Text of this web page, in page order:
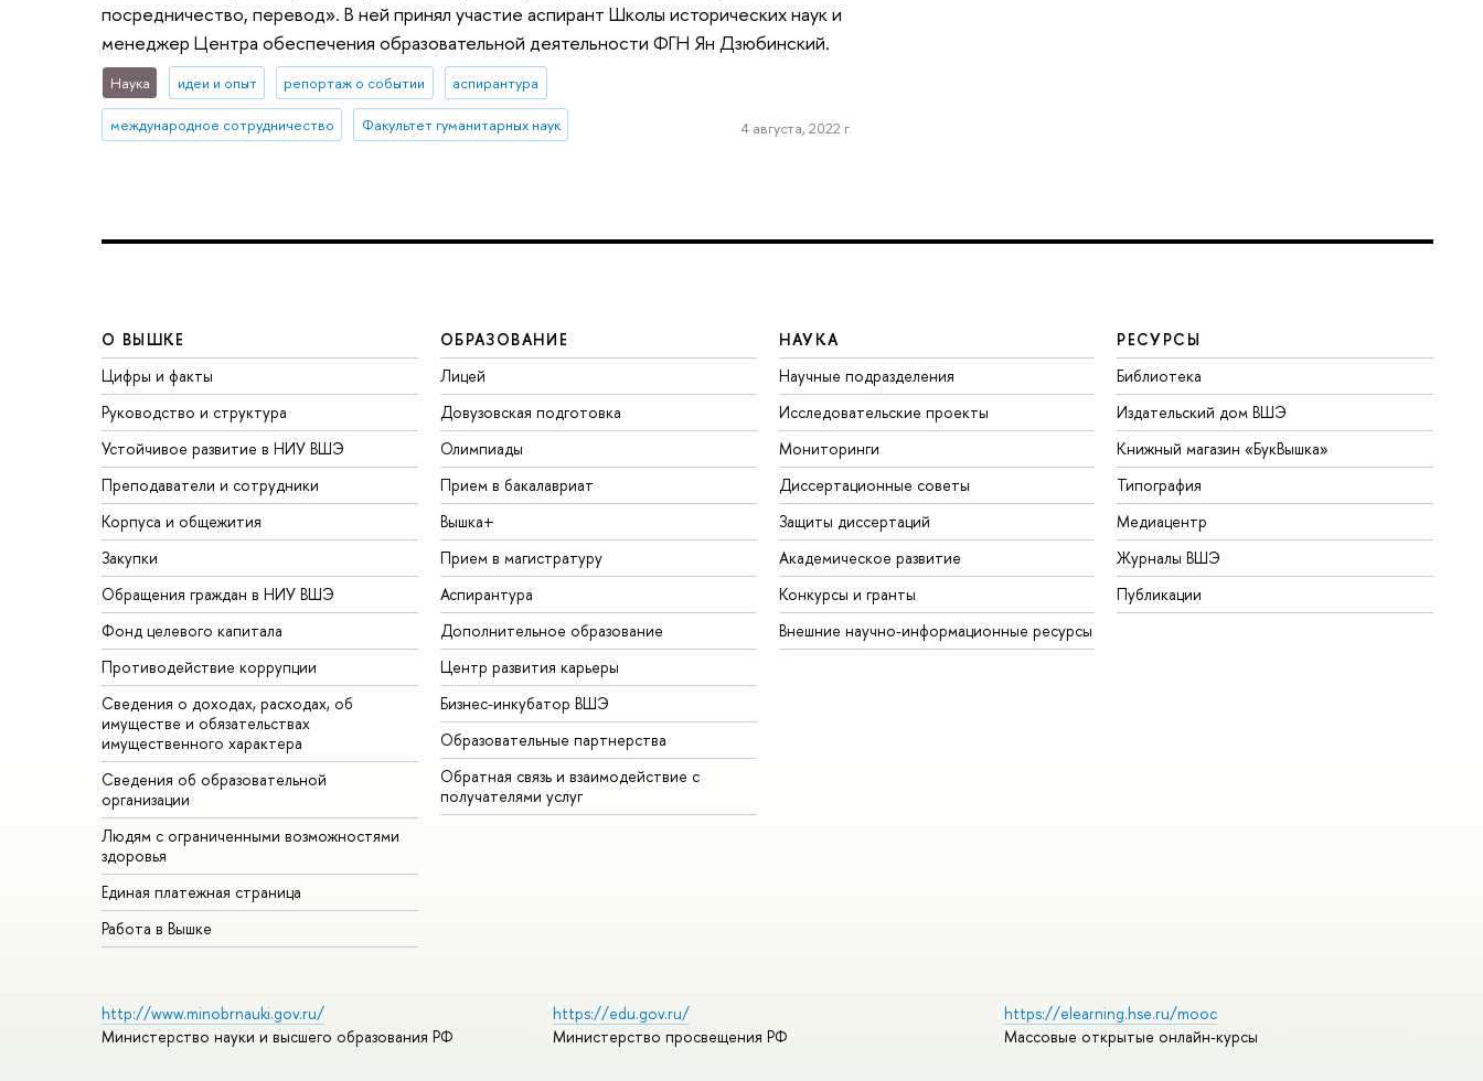
посредничество, перевод». В ней принял участие аспирант Школы исторических наук и
менеджер Центра обеспечения образовательной деятельности ФГН Ян Дзюбинский.
Наука идеи и опыт репортаж о событии аспирантура
международное сотрудничество Факультет гуманитарных наук 4 августа, 2022 г.
О ВЫШКЕ
Цифры и факты
Руководство и структура
Устойчивое развитие в НИУ ВШЭ
Преподаватели и сотрудники
Корпуса и общежития
Закупки
Обращения граждан в НИУ ВШЭ
Фонд целевого капитала
Противодействие коррупции
Сведения о доходах, расходах, об
имуществе и обязательствах
имущественного характера
Сведения об образовательной
организации
Людям с ограниченными возможностями
здоровья
Единая платежная страница
Работа в Вышке
ОБРАЗОВАНИЕ
Лицей
Довузовская подготовка
Олимпиады
Прием в бакалавриат
Вышка+
Прием в магистратуру
Аспирантура
Дополнительное образование
Центр развития карьеры
Бизнес-инкубатор ВШЭ
Образовательные партнерства
Обратная связь и взаимодействие с
получателями услуг
НАУКА
Научные подразделения
Исследовательские проекты
Мониторинги
Диссертационные советы
Защиты диссертаций
Академическое развитие
Конкурсы и гранты
Внешние научно-информационные ресурсы
РЕСУРСЫ
Библиотека
Издательский дом ВШЭ
Книжный магазин «БукВышка»
Типография
Медиацентр
Журналы ВШЭ
Публикации
http://www.minobrnauki.gov.ru/
Министерство науки и высшего образования РФ
https://edu.gov.ru/
Министерство просвещения РФ
https://elearning.hse.ru/mooc
Массовые открытые онлайн-курсы